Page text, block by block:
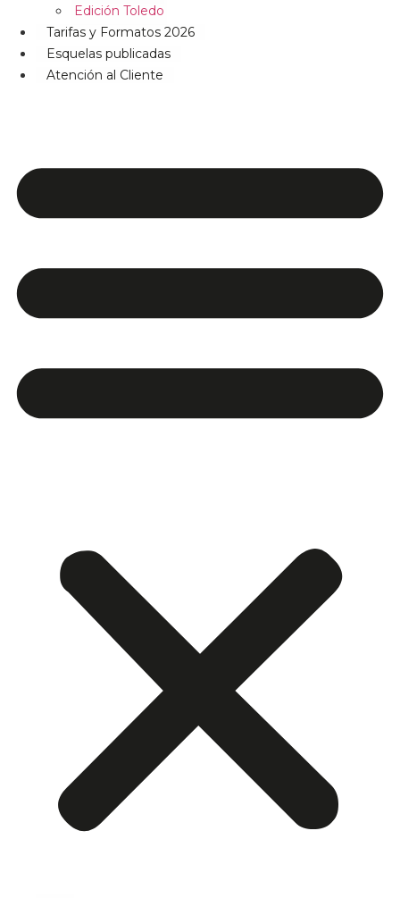
Edición Toledo
Tarifas y Formatos 2026
Esquelas publicadas
Atención al Cliente